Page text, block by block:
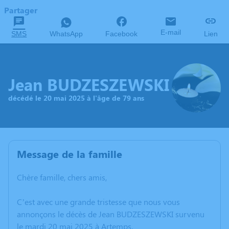
Partager
SMS WhatsApp Facebook E-mail Lien
Jean BUDZESZEWSKI
décédé le 20 mai 2025 à l'âge de 79 ans
Message de la famille
Chère famille, chers amis,
C’est avec une grande tristesse que nous vous
annonçons le décès de Jean BUDZESZEWSKI survenu
le mardi 20 mai 2025 à Artemps.